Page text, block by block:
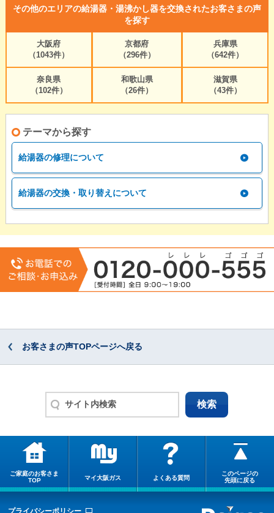
その他のエリアの給湯器・湯沸かし器を交換されたお客さまの声
を探す
大阪府
（1043件）
京都府
（296件）
兵庫県
（642件）
奈良県
（102件）
和歌山県
（26件）
滋賀県
（43件）
テーマから探す
給湯器の修理について
給湯器の交換・取り替えについて
お客さまの声TOPページへ戻る
ご家庭のお客さま
TOP
マイ大阪ガス よくある質問
このページの
先頭に戻る
プライバシーポリシー